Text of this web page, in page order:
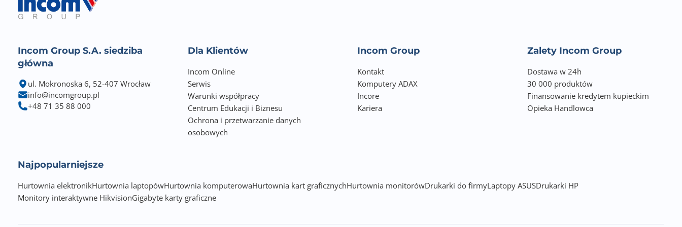
Automatyczny podajnik dokumentów
Druk bez marginesów Nie
Czytnik kart Nie
512
Pamięć zainstalowana (MB)
Interfejs komunikacyjny
USB 2.0 High-Speed
Incom Group S.A. siedziba
główna
ul. Mokronoska 6, 52-407 Wrocław
info@incomgroup.pl
+48 71 35 88 000
Dla Klientów
Incom Online
Serwis
Warunki współpracy
Centrum Edukacji i Biznesu
Ochrona i przetwarzanie danych
osobowych
Incom Group
Kontakt
Komputery ADAX
Incore
Kariera
Zalety Incom Group
Dostawa w 24h
30 000 produktów
Finansowanie kredytem kupieckim
Opieka Handlowca
Najpopularniejsze
Hurtownia elektronikHurtownia laptopówHurtownia komputerowaHurtownia kart graficznychHurtownia monitorówDrukarki do firmyLaptopy ASUSDrukarki HP
Monitory interaktywne HikvisionGigabyte karty graficzne